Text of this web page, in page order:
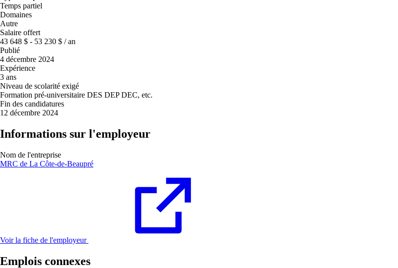
Temps partiel
Domaines
Autre
Salaire offert
43 648 $ - 53 230 $ / an
Publié
4 décembre 2024
Expérience
3 ans
Niveau de scolarité exigé
Formation pré-universitaire DES DEP DEC, etc.
Fin des candidatures
12 décembre 2024
Informations sur l'employeur
Nom de l'entreprise
MRC de La Côte-de-Beaupré
Voir la fiche de l'employeur
Emplois connexes